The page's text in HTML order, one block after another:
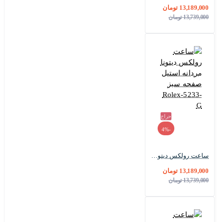
13,189,000 تومان
13,739,000 تومان
حراج
-4%
ساعت رولکس دیتونا مردانه استیل صفحه سبز Rolex-5233-G
13,189,000 تومان
13,739,000 تومان